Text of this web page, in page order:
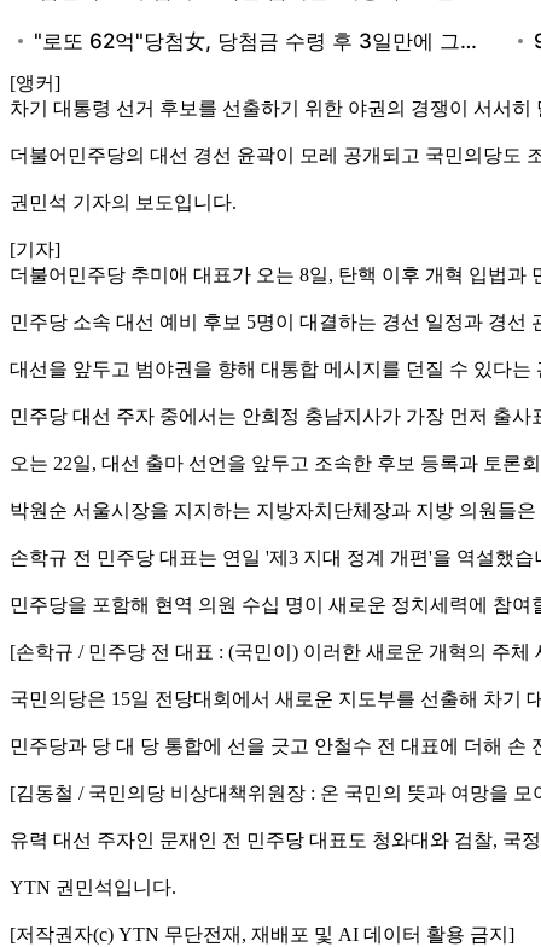
[앵커]
차기 대통령 선거 후보를 선출하기 위한 야권의 경쟁이 서서히
더불어민주당의 대선 경선 윤곽이 모레 공개되고 국민의당도
권민석 기자의 보도입니다.
[기자]
더불어민주당 추미애 대표가 오는 8일, 탄핵 이후 개혁 입법
민주당 소속 대선 예비 후보 5명이 대결하는 경선 일정과 경선
대선을 앞두고 범야권을 향해 대통합 메시지를 던질 수 있다는
민주당 대선 주자 중에서는 안희정 충남지사가 가장 먼저 출사
오는 22일, 대선 출마 선언을 앞두고 조속한 후보 등록과 토론
박원순 서울시장을 지지하는 지방자치단체장과 지방 의원들
손학규 전 민주당 대표는 연일 '제3 지대 정계 개편'을 역설했습
민주당을 포함해 현역 의원 수십 명이 새로운 정치세력에 참
[손학규 / 민주당 전 대표 : (국민이) 이러한 새로운 개혁의 주
국민의당은 15일 전당대회에서 새로운 지도부를 선출해 차기
민주당과 당 대 당 통합에 선을 긋고 안철수 전 대표에 더해
[김동철 / 국민의당 비상대책위원장 : 온 국민의 뜻과 여망을
유력 대선 주자인 문재인 전 민주당 대표도 청와대와 검찰, 국
YTN 권민석입니다.
[저작권자(c) YTN 무단전재, 재배포 및 AI 데이터 활용 금지]